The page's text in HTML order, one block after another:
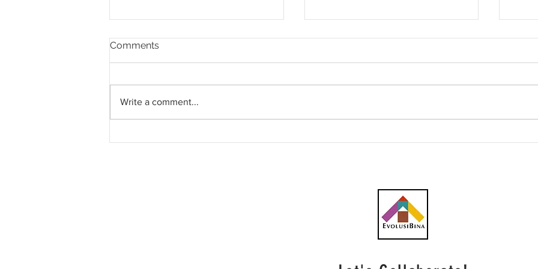
Besi dan Keluli - Misif
Comments
Write a comment...